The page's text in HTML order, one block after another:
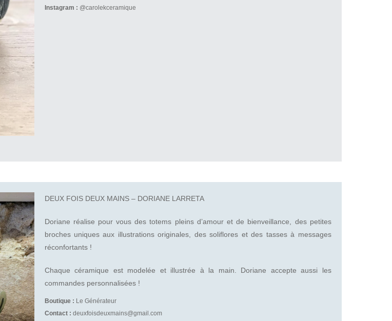
Instagram : @carolekceramique
DEUX FOIS DEUX MAINS – DORIANE LARRETA
Doriane réalise pour vous des totems pleins d’amour et de bienveillance, des petites
broches uniques aux illustrations originales, des soliflores et des tasses à messages
réconfortants !
Chaque céramique est modelée et illustrée à la main. Doriane accepte aussi les
commandes personnalisées !
Boutique : Le Générateur
Contact : deuxfoisdeuxmains@gmail.com